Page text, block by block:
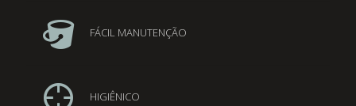
FÁCIL MANUTENÇÃO
HIGIÊNICO